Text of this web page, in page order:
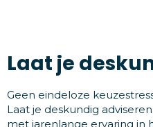
Laat je
Geen eindeloze
Laat je deskundig
met jarenlange ervaring in